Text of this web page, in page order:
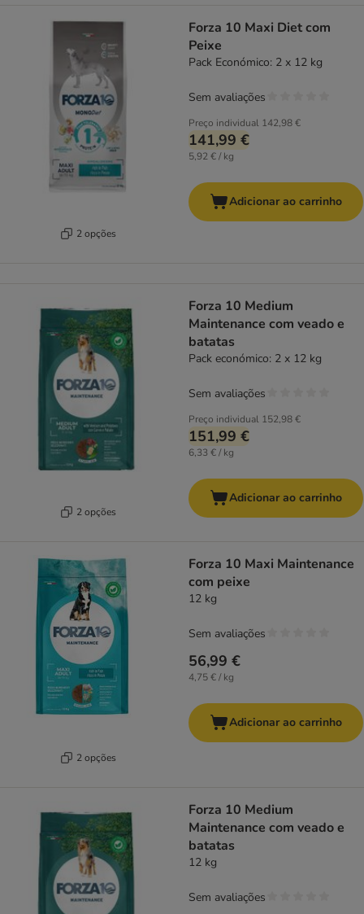
2 opções
Forza 10 Maxi Diet com
Peixe
Pack Económico: 2 x 12 kg
Preço individual 142,98 €
141,99 €
5,92 € / kg
Sem avaliações
Adicionar ao carrinho
2 opções
Forza 10 Medium
Maintenance com veado e
batatas
Pack económico: 2 x 12 kg
Preço individual 152,98 €
151,99 €
6,33 € / kg
Sem avaliações
Adicionar ao carrinho
2 opções
Forza 10 Maxi Maintenance
com peixe
12 kg
56,99 €
4,75 € / kg
Sem avaliações
Adicionar ao carrinho
Forza 10 Medium
Maintenance com veado e
batatas
12 kg
Sem avaliações